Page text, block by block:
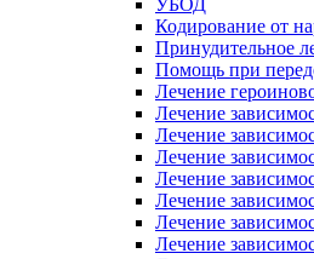
УБОД
Кодирование от
Принудительное
Помощь при
Лечение
Лечение
Лечение
Лечение
Лечение
Лечение
Лечение
Лечение